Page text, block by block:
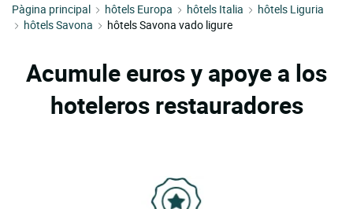
Pàgina principal hôtels Europa hôtels Italia
hôtels Liguria
hôtels Savona
hôtels Savona vado ligure
Acumule euros y apoye a los
hoteleros restauradores